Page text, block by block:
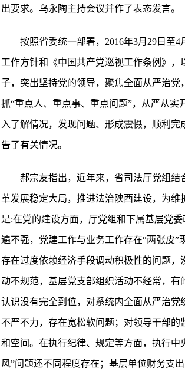
出要求。乌永陶主持会议并作了表态发言。
按照省委统一部署，2016年3月29日至
工作方针和《中国共产党巡视工作条例》
子，突出坚持党的领导，聚焦全面从严治党
抓“重点人、重点事、重点问题”，从严从
入了解情况，发现问题、形成震慑，顺利
告了有关情况。
郝宗友指出，近年来，省司法厅党组结
革发展稳定大局，推进法治陕西建设，为
是:在党的建设方面，厅党组和下属基层党
遍不强，党建工作与业务工作存在“两张皮”
存在过度依赖经济手段调动积极性的问题
动不规范，基层党支部组织活动不经常，
认识没有完全到位，对系统内全面从严治
不严不力，存在宽松软问题；对领导干部
和空间。在执行纪律、规定等方面，执行
风”问题还不同程度存在；基层单位财务支